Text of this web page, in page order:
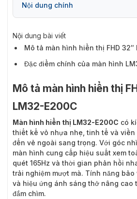
Nội dung chính
Nội dung bài viết
Mô tả màn hình hiển thị FHD
Đặc điểm chính của màn hình
Mô tả màn hình hiển thị
LM32-E200C
Màn hình hiển thị LM32-E200C có
thiết kế vỏ nhựa nhẹ, tinh tế và viền
đến vẻ ngoài sang trọng. Với góc
màn hình cung cấp hiệu suất xem
quét 165Hz và thời gian phản hồi
trải nghiệm mượt mà. Tính năng bảo
và hiệu ứng ánh sáng thở nâng cao
đắm chìm.